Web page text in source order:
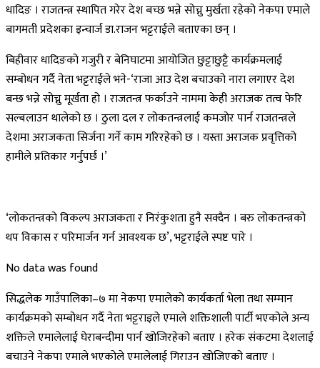
धादिङ । राजतन्त्र स्थापित गरेर देश बच्छ भन्ने सोच्नु मुर्खता रहेको नेकपा एमाले
बागमती प्रदेशका इन्चार्ज डा.राजन भट्टराईले बताएका छन् ।
बिहीवार धादिङको गजुरी र बेनिघाटमा आयोजित छुट्टाछुट्टै कार्यक्रमलाई
सम्बोधन गर्दै नेता भट्टराईले भने-‘राजा आउ देश बचाउको नारा लगाएर देश
बन्छ भन्ने सोच्नु मूर्खता हो । राजतन्त्र फर्काउने नाममा केही अराजक तत्व फेरि
सल्बलाउन थालेको छ । ठुला दल र लोकतन्त्रलाई कमजोर पार्न राजतन्त्रले
देशमा अराजकता सिर्जना गर्ने काम गरिरहेको छ । यस्ता अराजक प्रवृत्तिको
हामीले प्रतिकार गर्नुपर्छ ।’
‘लोकतन्त्रको विकल्प अराजकता र निरंकुशता हुनै सक्दैन । बरु लोकतन्त्रको
थप विकास र परिमार्जन गर्न आवश्यक छ’, भट्टराईले स्पष्ट पारे ।
No data was found
सिद्धलेक गाउँपालिका–७ मा नेकपा एमालेको कार्यकर्ता भेला तथा सम्मान
कार्यक्रमको सम्बोधन गर्दै नेता भट्टराइले एमाले शक्तिशाली पार्टी भएकोले अन्य
शक्तिले एमालेलाई घेराबन्दीमा पार्न खोजिरहेको बताए । हरेक संकटमा देशलाई
बचाउने नेकपा एमाले भएकोले एमालेलाई गिराउन खोजिएको बताए ।